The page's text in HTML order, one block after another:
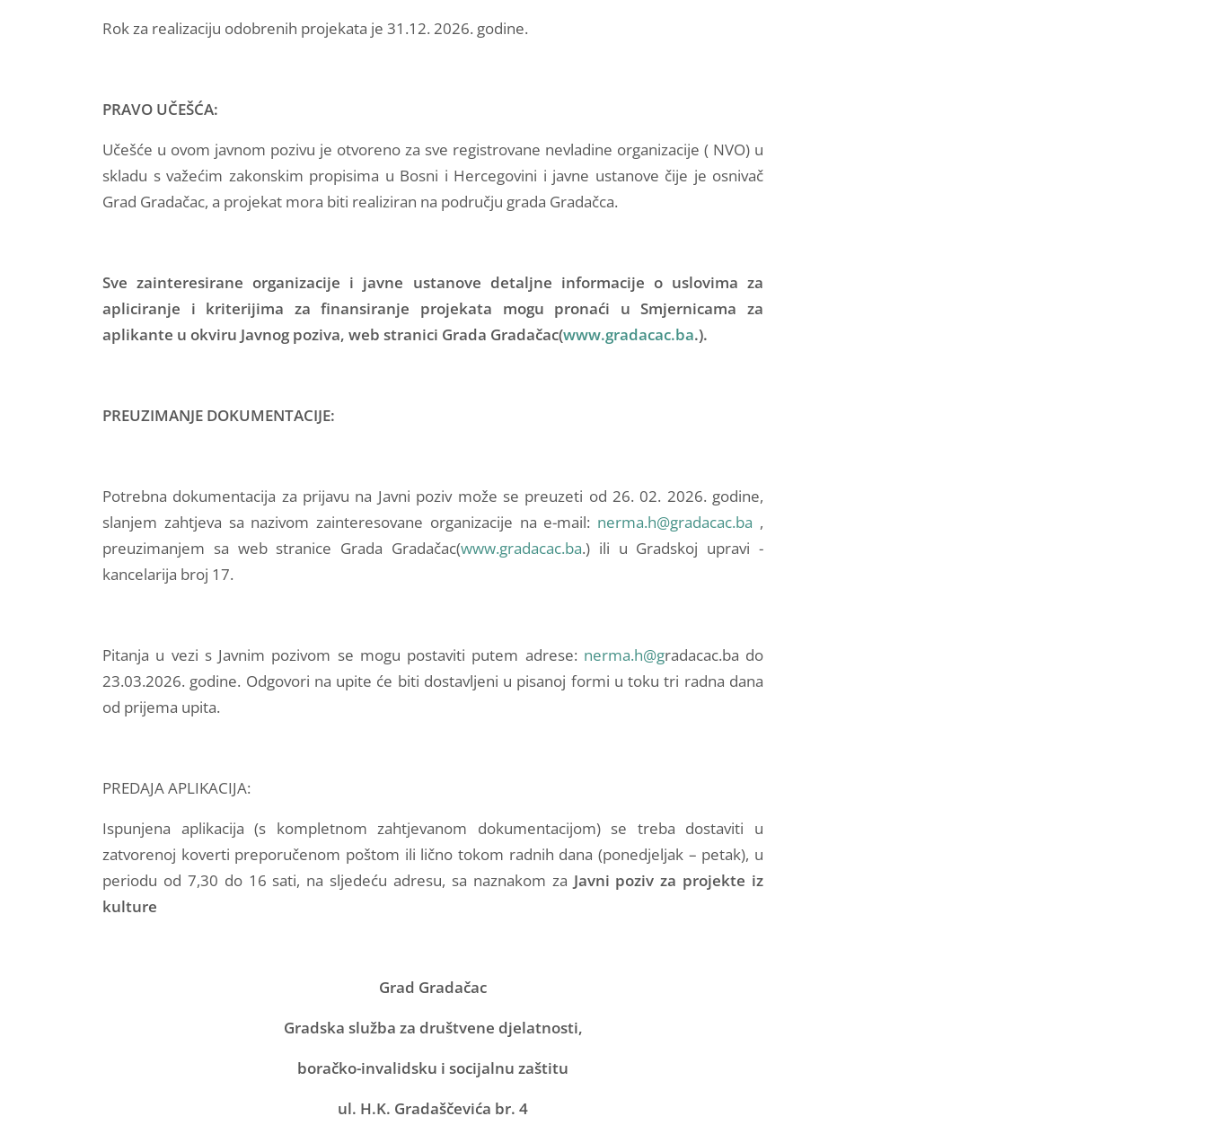
Rok za realizaciju odobrenih projekata je 31.12. 2026. godine.
PRAVO UČEŠĆA:
Učešće u ovom javnom pozivu je otvoreno za sve registrovane nevladine organizacije ( NVO) u
skladu s važećim zakonskim propisima u Bosni i Hercegovini i javne ustanove čije je osnivač
Grad Gradačac, a projekat mora biti realiziran na području grada Gradačca.
Sve zainteresirane organizacije i javne ustanove detaljne informacije o uslovima za
apliciranje i kriterijima za finansiranje projekata mogu pronaći
u Smjernicama za
aplikante u okviru Javnog poziva, web stranici Grada Gradačac(www.gradacac.ba.).
PREUZIMANJE DOKUMENTACIJE:
Potrebna dokumentacija za prijavu na Javni poziv može se preuzeti od 26. 02. 2026. godine,
slanjem zahtjeva sa nazivom zainteresovane organizacije na e-mail: nerma.h@gradacac.ba ,
preuzimanjem sa web stranice Grada Gradačac(www.gradacac.ba.) ili u Gradskoj upravi -
kancelarija broj 17.
Pitanja u vezi s Javnim pozivom se mogu postaviti putem adrese: nerma.h@gradacac.ba do
23.03.2026. godine. Odgovori na upite će biti dostavljeni u pisanoj formi u toku tri radna dana
od prijema upita.
PREDAJA APLIKACIJA:
Ispunjena aplikacija (s kompletnom zahtjevanom dokumentacijom) se treba dostaviti u
zatvorenoj koverti preporučenom poštom ili lično tokom radnih dana (ponedjeljak – petak), u
periodu od 7,30 do 16 sati, na sljedeću adresu, sa naznakom za Javni poziv za projekte iz
kulture
Grad Gradačac
Gradska služba za društvene djelatnosti,
boračko-invalidsku i socijalnu zaštitu
ul. H.K. Gradaščevića br. 4